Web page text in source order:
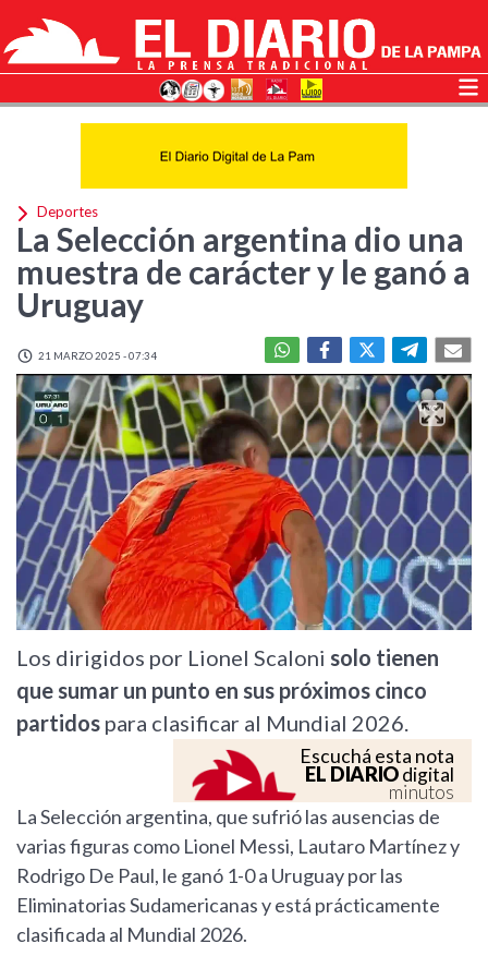
Deportes
La Selección argentina dio una
muestra de carácter y le ganó a
Uruguay
21 MARZO 2025 - 07:34
Los dirigidos por Lionel Scaloni solo tienen
que sumar un punto en sus próximos cinco
partidos para clasificar al Mundial 2026.
Escuchá esta nota
EL DIARIOdigital
minutos
La Selección argentina, que sufrió las ausencias de
varias figuras como Lionel Messi, Lautaro Martínez y
Rodrigo De Paul, le ganó 1-0 a Uruguay por las
Eliminatorias Sudamericanas y está prácticamente
clasificada al Mundial 2026.